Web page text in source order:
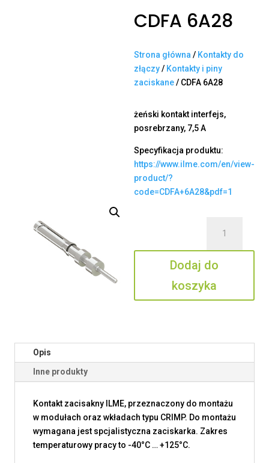
CDFA 6A28
Strona główna / Kontakty do
złączy/ Kontakty i piny
zaciskane/ CDFA 6A28
żeński kontakt interfejs,
posrebrzany, 7,5 A
Specyfikacja produktu:
https://www.ilme.com/en/view-
product/?
code=CDFA+6A28&pdf=1
CDFA
6A28
Dodaj do
koszyka
Opis
Inne produkty
Kontakt zacisakny ILME, przeznaczony do montażu
w modułach oraz wkładach typu CRIMP. Do montażu
wymagana jest spcjalistyczna zaciskarka. Zakres
temperaturowy pracy to -40°C … +125°C.